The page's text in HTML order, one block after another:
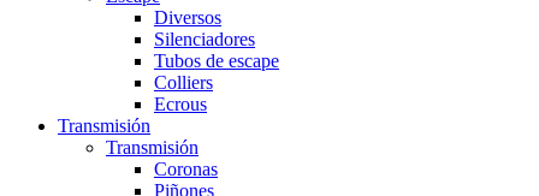
Diversos
Silenciadores
Tubos de escape
Colliers
Ecrous
Transmisión
Transmisión
Coronas
Piñones